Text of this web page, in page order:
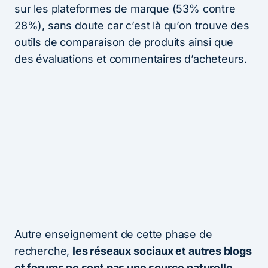
sur les plateformes de marque (53% contre
28%), sans doute car c’est là qu’on trouve des
outils de comparaison de produits ainsi que
des évaluations et commentaires d’acheteurs.
Autre enseignement de cette phase de
recherche, les réseaux sociaux et autres blogs